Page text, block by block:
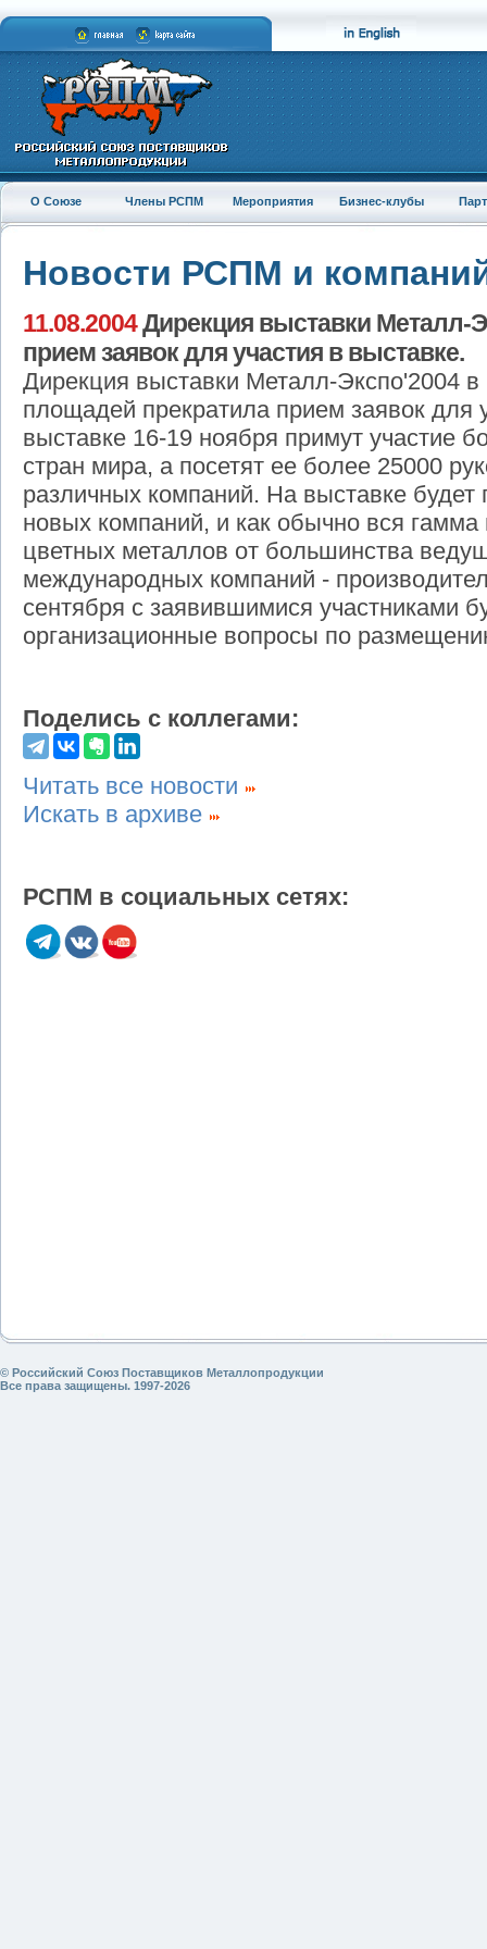
О Союзе Члены РСПМ Мероприятия Бизнес-клубы
Новости РСПМ и
11.08.2004Дирекция выставки Металл-
прием заявок для участия в выставке.
Дирекция выставки Металл-Экспо'2004
площадей прекратила прием заявок для
выставке 16-19 ноября примут участие
стран мира, а посетят ее более 25000
различных компаний. На выставке будет
новых компаний, и как обычно вся гамма
цветных металлов от большинства
международных компаний -
сентября с заявившимися участниками
организационные вопросы по
Поделись с коллегами:
Читать все новости
Искать в архиве
РСПМ в социальных сетях:
© Российский Союз Поставщиков Металлопродукции
Все права защищены. 1997-2026